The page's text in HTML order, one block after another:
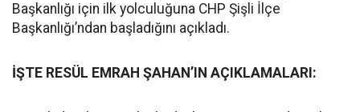
Başkanlığı için ilk yolculuğuna CHP Şişli İlçe
Başkanlığı’ndan başladığını açıkladı.
İŞTE RESÜL EMRAH ŞAHAN’IN AÇIKLAMALARI: